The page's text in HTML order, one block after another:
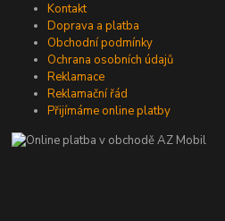
Kontakt
Doprava a platba
Obchodní podmínky
Ochrana osobních údajů
Reklamace
Reklamační řád
Přijímáme online platby